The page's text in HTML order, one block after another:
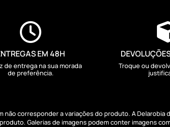

EM 48H
de entrega na sua morada
de preferência.
Troque ou
não corresponder a variações do produto. A
Galerias de imagens podem conter imagens